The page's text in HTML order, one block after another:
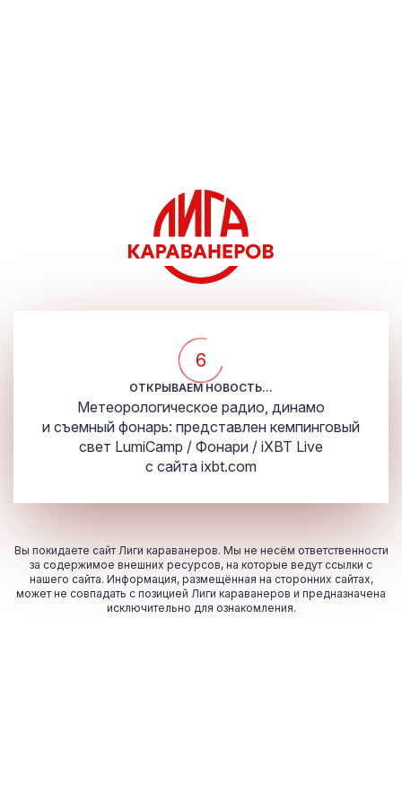
6
ОТКРЫВАЕМ НОВОСТЬ...
Метеорологическое радио, динамо
и съемный фонарь: представлен кемпинговый
свет LumiCamp / Фонари / iXBT Live
с сайта ixbt.com
Вы покидаете сайт Лиги караванеров. Мы не несём ответственности
за содержимое внешних ресурсов, на которые ведут ссылки с
нашего сайта. Информация, размещённая на сторонних сайтах,
может не совпадать с позицией Лиги караванеров и предназначена
исключительно для ознакомления.